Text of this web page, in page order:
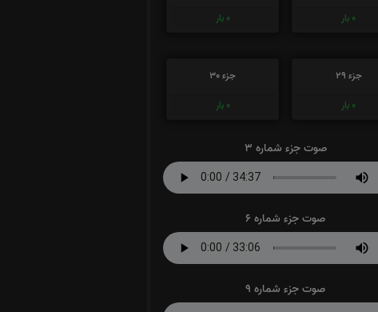
0 بار
0 بار
جزء 29
0 بار
جزء 30
0 بار
صوت جزء شماره 3
صوت جزء شماره 6
صوت جزء شماره 9